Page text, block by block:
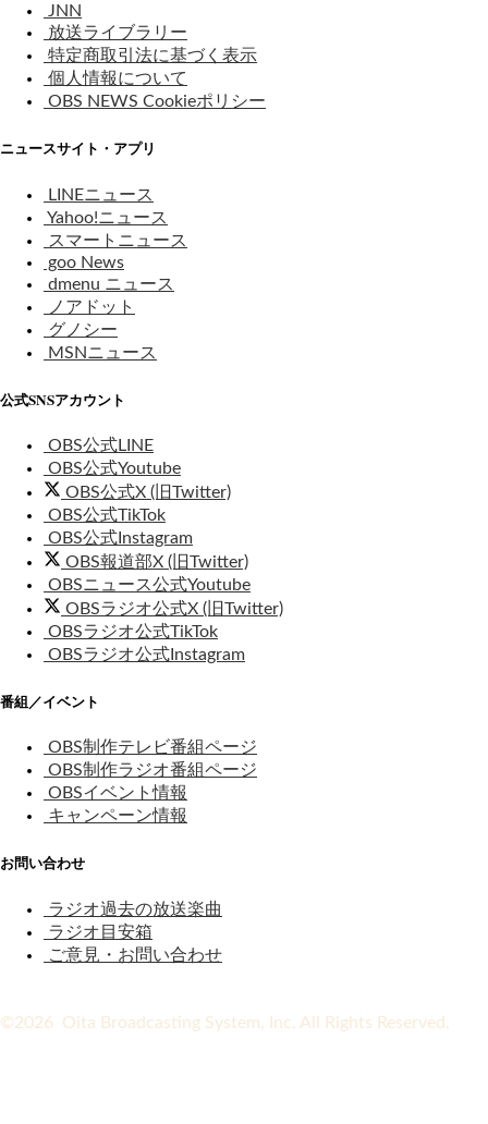
JNN
放送ライブラリー
特定商取引法に基づく表示
個人情報について
OBS NEWS Cookieポリシー
ニュースサイト・アプリ
LINEニュース
Yahoo!ニュース
スマートニュース
goo News
dmenu ニュース
ノアドット
グノシー
MSNニュース
公式SNSアカウント
OBS公式LINE
OBS公式Youtube
OBS公式X (旧Twitter)
OBS公式TikTok
OBS公式Instagram
OBS報道部X (旧Twitter)
OBSニュース公式Youtube
OBSラジオ公式X (旧Twitter)
OBSラジオ公式TikTok
OBSラジオ公式Instagram
番組／イベント
OBS制作テレビ番組ページ
OBS制作ラジオ番組ページ
OBSイベント情報
キャンペーン情報
お問い合わせ
ラジオ過去の放送楽曲
ラジオ目安箱
ご意見・お問い合わせ
©2026 Oita Broadcasting System, Inc. All Rights Reserved.